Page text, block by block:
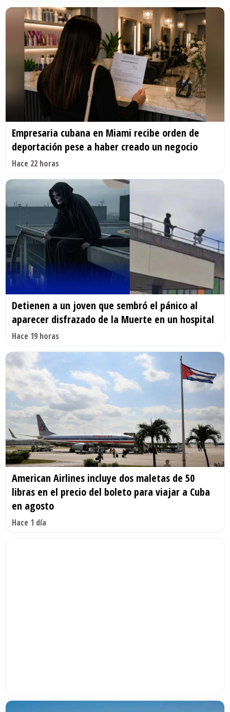
Empresaria cubana en Miami recibe orden de
deportación pese a haber creado un negocio
Hace 22 horas
Detienen a un joven que sembró el pánico al
aparecer disfrazado de la Muerte en un hospital
Hace 19 horas
American Airlines incluye dos maletas de 50
libras en el precio del boleto para viajar a Cuba
en agosto
Hace 1 día